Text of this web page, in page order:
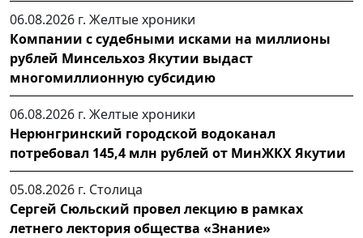
06.08.2026 г. Желтые хроники
Компании с судебными исками на миллионы
рублей Минсельхоз Якутии выдаст
многомиллионную субсидию
06.08.2026 г. Желтые хроники
Нерюнгринский городской водоканал
потребовал 145,4 млн рублей от МинЖКХ Якутии
05.08.2026 г. Столица
Сергей Сюльский провел лекцию в рамках
летнего лектория общества «Знание»